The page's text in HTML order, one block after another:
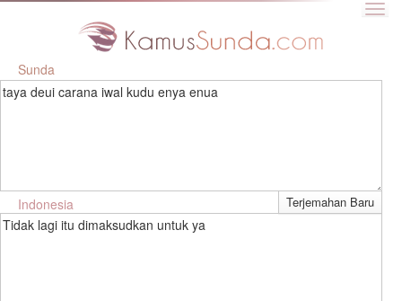
Sunda
taya deui carana iwal kudu enya enua
Indonesia
Tidak lagi itu dimaksudkan untuk ya